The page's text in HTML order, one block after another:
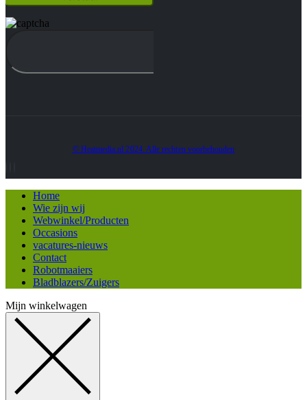
© Heatmedia.nl 2024. Alle rechten voorbehouden
Home
Wie zijn wij
Webwinkel/Producten
Occasions
vacatures-nieuws
Contact
Robotmaaiers
Bladblazers/Zuigers
Mijn winkelwagen